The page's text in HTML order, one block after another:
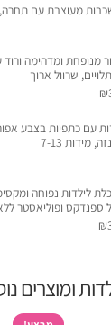
מנופחת ומדהימה
שרוול ארוך
₪
מידות 7-13
לילדות נפוחה
ופוליאסטר
₪
ומוצרים